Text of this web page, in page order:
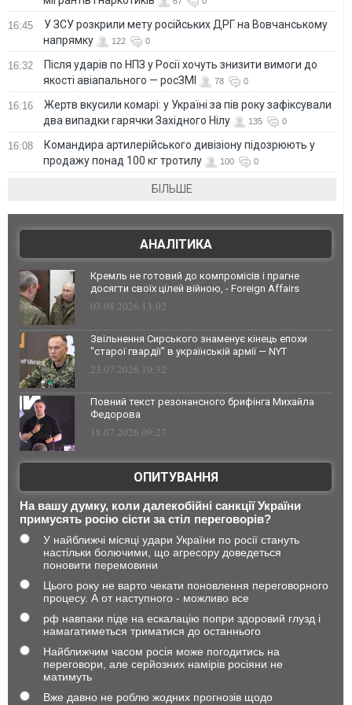
16:45
У ЗСУ розкрили мету російських ДРГ на Вовчанському
напрямку
122 0
16:32
Після ударів по НПЗ у Росії хочуть знизити вимоги до
якості авіапального — росЗМІ
78 0
16:16
Жертв вкусили комарі: у Україні за пів року зафіксували
два випадки гарячки Західного Нілу
135 0
16:08
Командира артилерійського дивізіону підозрюють у
продажу понад 100 кг тротилу
100 0
БІЛЬШЕ
АНАЛІТИКА
Кремль не готовий до компромісів і прагне
досягти своїх цілей війною, - Foreign Affairs
03.08.2026 13:02
Звільнення Сирського знаменує кінець епохи
"старої гвардії" в українській армії — NYT
23.07.2026 10:32
Повний текст резонансного брифінга Михайла
Федорова
18.07.2026 09:27
ОПИТУВАННЯ
На вашу думку, коли далекобійні санкції України
примусять росію сісти за стіл переговорів?
У найближчі місяці удари України по росії стануть
настільки болючими, що агресору доведеться
поновити перемовини
Цього року не варто чекати поновлення переговорного
процесу. А от наступного - можливо все
рф навпаки піде на ескалацію попри здоровий глузд і
намагатиметься триматися до останнього
Найближчим часом росія може погодитись на
переговори, але серйозних намірів росіяни не
матимуть
Вже давно не роблю жодних прогнозів щодо